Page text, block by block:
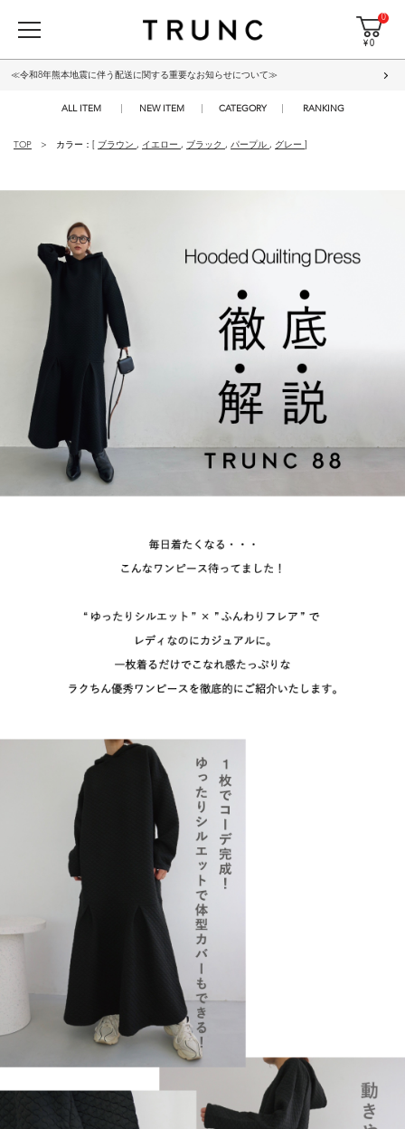
0
¥ 0
≪令和8年熊本地震に伴う配送に関する重要なお知らせについて≫
ALL ITEM NEW ITEM CATEGORY RANKING
TOP カラー：[ ブラウン , イエロー , ブラック , パープル , グレー